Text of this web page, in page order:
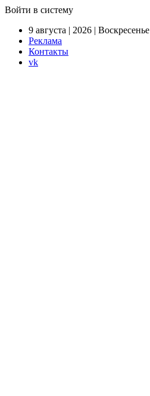
Войти в систему
9 августа | 2026 | Воскресенье
Реклама
Контакты
vk